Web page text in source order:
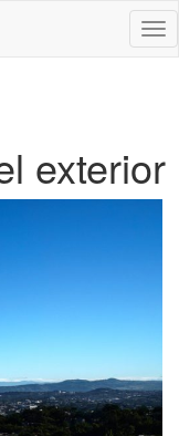
exterior